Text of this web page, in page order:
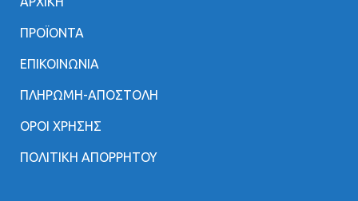
ΠΡΟΪΟΝΤΑ
ΕΠΙΚΟΙΝΩΝΙΑ
ΠΛΗΡΩΜΗ-ΑΠΟΣΤΟΛΗ
ΟΡΟΙ ΧΡΗΣΗΣ
ΠΟΛΙΤΙΚΗ ΑΠΟΡΡΗΤΟΥ